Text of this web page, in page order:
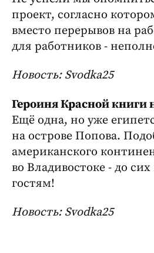
проект, согласно
вместо перерывов на
для работников -
Новость: Svodka25
Героиня Красной книги
Ещё одна, но уже
на острове Попова.
американского
во Владивостоке - до
гостям!
Новость: Svodka25